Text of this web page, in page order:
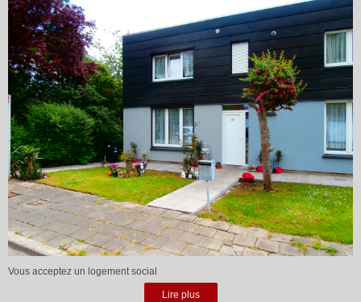
Vous acceptez un logement social
Lire plus